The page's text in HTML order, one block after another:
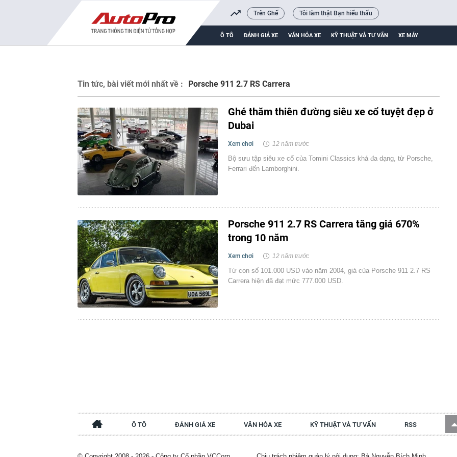
Trên Ghế Tôi làm thật Bạn hiểu thấu
Ô TÔ ĐÁNH GIÁ XE VĂN HÓA XE KỸ THUẬT VÀ TƯ VẤN XE MÁY
Tin tức, bài viết mới nhất về : Porsche 911 2.7 RS Carrera
Ghé thăm thiên đường siêu xe cổ tuyệt đẹp ở
Dubai
Xem chơi 12 năm trước
Bộ sưu tập siêu xe cổ của Tomini Classics khá đa dạng, từ Porsche,
Ferrari đến Lamborghini.
Porsche 911 2.7 RS Carrera tăng giá 670%
trong 10 năm
Xem chơi 12 năm trước
Từ con số 101.000 USD vào năm 2004, giá của Porsche 911 2.7 RS
Carrera hiện đã đạt mức 777.000 USD.
Ô TÔ ĐÁNH GIÁ XE VĂN HÓA XE KỸ THUẬT VÀ TƯ VẤN RSS